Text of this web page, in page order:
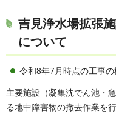
吉見浄水場拡張
について
令和8年7月時点の工事の
主要施設（凝集沈でん池・
る地中障害物の撤去作業を